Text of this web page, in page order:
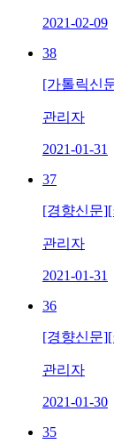
2021-02-09
38
[가톨릭신
관리자
2021-01-31
37
[경향신문
관리자
2021-01-31
36
[경향신문
관리자
2021-01-30
35